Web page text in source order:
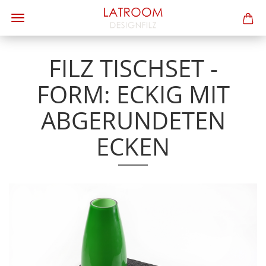
FILZ TISCHSET -
FORM: ECKIG MIT
ABGERUNDETEN
ECKEN